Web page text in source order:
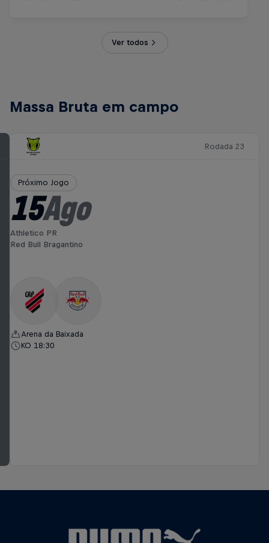
Ver todos
Massa Bruta em campo
Rodada 23
Próximo Jogo
15Ago
Athletico PR
Red Bull Bragantino
Arena da Baixada
KO 18:30